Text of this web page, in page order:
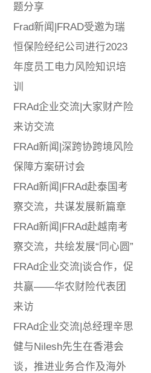
题分享
Frad新闻|FRAD受邀为瑞
恒保险经纪公司进行2023
年度员工电力风险知识培
训
FRAd企业交流|大家财产险
来访交流
FRAd新闻|深跨协跨境风险
保障方案研讨会
FRAd新闻|FRAd赴泰国考
察交流，共谋发展新篇章
FRAd新闻|FRAd赴越南考
察交流，共绘发展“同心圆”
FRAd企业交流|谈合作，促
共赢——华农财险代表团
来访
FRAd企业交流|总经理辛思
健与Nilesh先生在香港会
谈，推进业务合作及海外